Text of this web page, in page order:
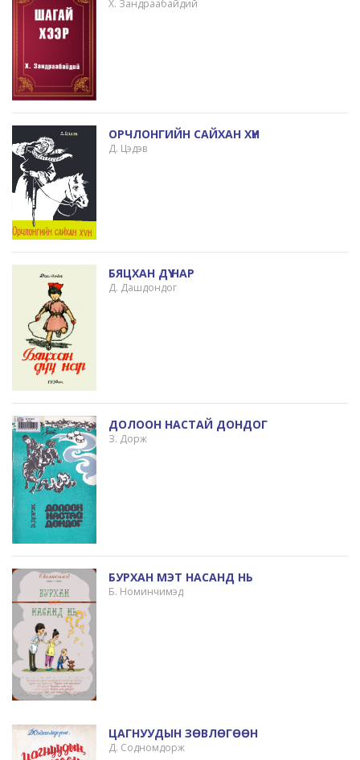
Х. Зандраабайдий
ОРЧЛОНГИЙН САЙХАН ХҮН
Д. Цэдэв
БЯЦХАН ДҮҮ НАР
Д. Дашдондог
ДОЛООН НАСТАЙ ДОНДОГ
З. Дорж
БУРХАН МЭТ НАСАНД НЬ
Б. Номинчимэд
ЦАГНУУДЫН ЗӨВЛӨГӨӨН
Д. Содномдорж